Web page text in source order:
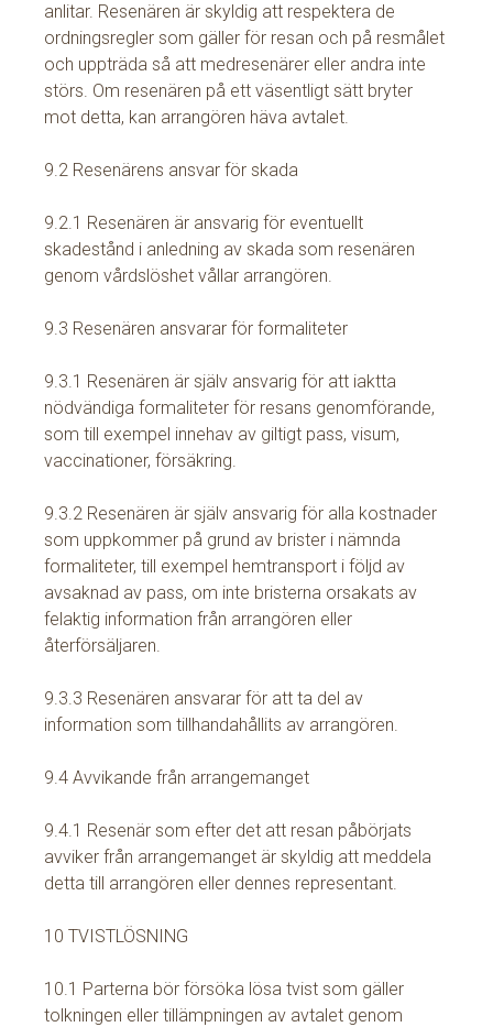
anlitar. Resenären är skyldig att respektera de
ordningsregler som gäller för resan och på resmålet
och uppträda så att medresenärer eller andra inte
störs. Om resenären på ett väsentligt sätt bryter
mot detta, kan arrangören häva avtalet.
9.2 Resenärens ansvar för skada
9.2.1 Resenären är ansvarig för eventuellt
skadestånd i anledning av skada som resenären
genom vårdslöshet vållar arrangören.
9.3 Resenären ansvarar för formaliteter
9.3.1 Resenären är själv ansvarig för att iaktta
nödvändiga formaliteter för resans genomförande,
som till exempel innehav av giltigt pass, visum,
vaccinationer, försäkring.
9.3.2 Resenären är själv ansvarig för alla kostnader
som uppkommer på grund av brister i nämnda
formaliteter, till exempel hemtransport i följd av
avsaknad av pass, om inte bristerna orsakats av
felaktig information från arrangören eller
återförsäljaren.
9.3.3 Resenären ansvarar för att ta del av
information som tillhandahållits av arrangören.
9.4 Avvikande från arrangemanget
9.4.1 Resenär som efter det att resan påbörjats
avviker från arrangemanget är skyldig att meddela
detta till arrangören eller dennes representant.
10 TVISTLÖSNING
10.1 Parterna bör försöka lösa tvist som gäller
tolkningen eller tillämpningen av avtalet genom